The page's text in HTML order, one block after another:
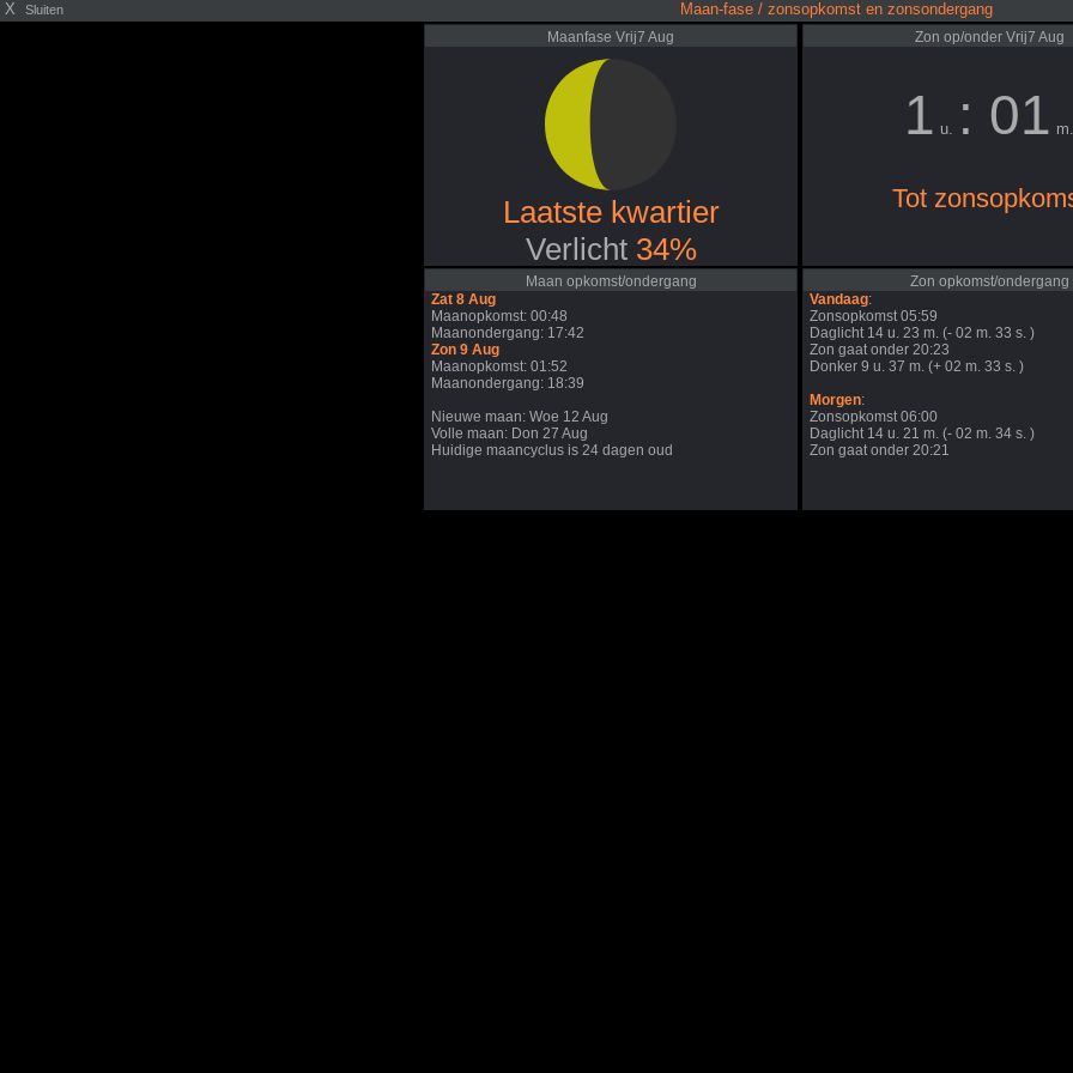
X Sluiten Maan-fase / zonsopkomst en zonsondergang
Maanfase Vrij7 Aug
Laatste kwartier
Verlicht 34%
Zon op/onder Vrij7 Aug
1 u. : 01 m.
Tot
Maan opkomst/ondergang
Zat 8 Aug
Maanopkomst: 00:48
Maanondergang: 17:42
Zon 9 Aug
Maanopkomst: 01:52
Maanondergang: 18:39
Nieuwe maan: Woe 12 Aug
Volle maan: Don 27 Aug
Huidige maancyclus is 24 dagen oud
Zon opkomst/ondergang
Vandaag:
Zonsopkomst 05:59
Daglicht 14 u. 23 m. (- 02 m. 33 s. )
Zon gaat onder 20:23
Donker 9 u. 37 m. (+ 02 m. 33 s. )
Morgen:
Zonsopkomst 06:00
Daglicht 14 u. 21 m. (- 02 m. 34 s. )
Zon gaat onder 20:21